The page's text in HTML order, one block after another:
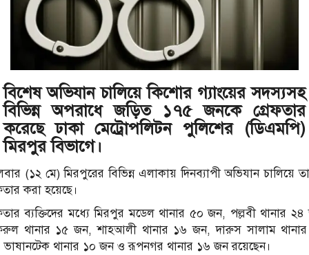
বিশেষ অভিযান চালিয়ে কিশোর গ্যাংয়ের সদস্যসহ
বিভিন্ন অপরাধে জড়িত ১৭৫ জনকে গ্রেফতার
করেছে ঢাকা মেট্রোপলিটন পুলিশের (ডিএমপি)
মিরপুর বিভাগে।
(১২ মে) মিরপুরের বিভিন্ন এলাকায় দিনব্যাপী অভিযান চালিয়ে
করা হয়েছে।
ব্যক্তিদের মধ্যে মিরপুর মডেল থানার ৫০ জন, পল্লবী থানার
থানার ১৫ জন, শাহআলী থানার ১৬ জন, দারুস সালাম
থানার ১০ জন ও রূপনগর থানার ১৬ জন রয়েছেন।